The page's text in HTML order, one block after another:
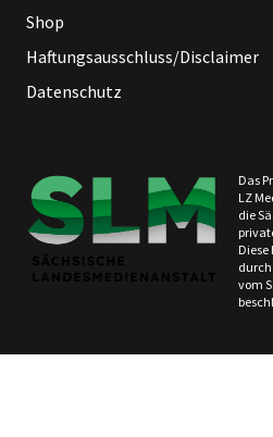
Shop
Haftungsausschluss/Disclaimer
Datenschutz
Das
LZ
die
vom